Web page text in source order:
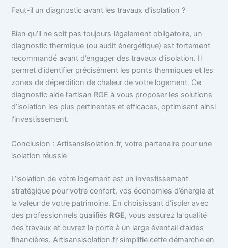
Faut-il un diagnostic avant les travaux d’isolation ?
Bien qu’il ne soit pas toujours légalement obligatoire, un
diagnostic thermique (ou audit énergétique) est fortement
recommandé avant d’engager des travaux d’isolation. Il
permet d’identifier précisément les ponts thermiques et les
zones de déperdition de chaleur de votre logement. Ce
diagnostic aide l’artisan RGE à vous proposer les solutions
d’isolation les plus pertinentes et efficaces, optimisant ainsi
l’investissement.
Conclusion : Artisansisolation.fr, votre partenaire pour une
isolation réussie
L’isolation de votre logement est un investissement
stratégique pour votre confort, vos économies d’énergie et
la valeur de votre patrimoine. En choisissant d’isoler avec
des professionnels qualifiés RGE, vous assurez la qualité
des travaux et ouvrez la porte à un large éventail d’aides
financières. Artisansisolation.fr simplifie cette démarche en